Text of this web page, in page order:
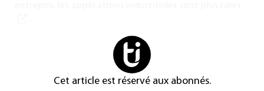
Cet article est réservé aux abonnés.